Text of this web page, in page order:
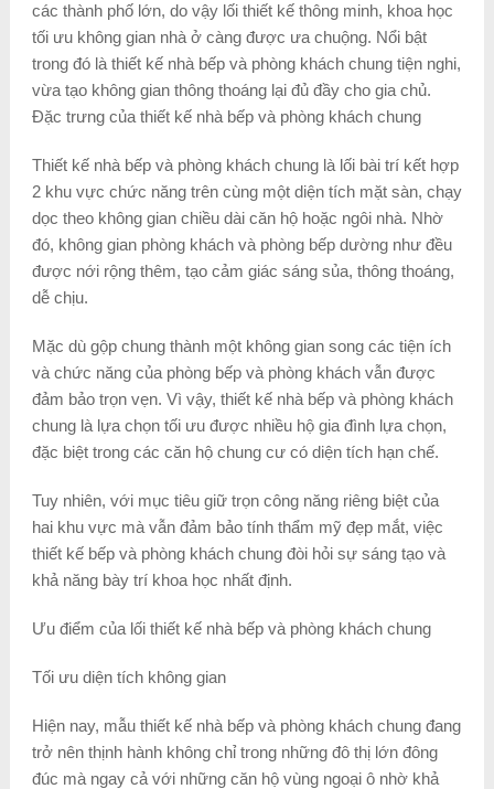
các thành phố lớn, do vậy lối thiết kế thông minh, khoa học
tối ưu không gian nhà ở càng được ưa chuộng. Nổi bật
trong đó là thiết kế nhà bếp và phòng khách chung tiện nghi,
vừa tạo không gian thông thoáng lại đủ đầy cho gia chủ.
Đặc trưng của thiết kế nhà bếp và phòng khách chung
Thiết kế nhà bếp và phòng khách chung là lối bài trí kết hợp
2 khu vực chức năng trên cùng một diện tích mặt sàn, chạy
dọc theo không gian chiều dài căn hộ hoặc ngôi nhà. Nhờ
đó, không gian phòng khách và phòng bếp dường như đều
được nới rộng thêm, tạo cảm giác sáng sủa, thông thoáng,
dễ chịu.
Mặc dù gộp chung thành một không gian song các tiện ích
và chức năng của phòng bếp và phòng khách vẫn được
đảm bảo trọn vẹn. Vì vậy, thiết kế nhà bếp và phòng khách
chung là lựa chọn tối ưu được nhiều hộ gia đình lựa chọn,
đặc biệt trong các căn hộ chung cư có diện tích hạn chế.
Tuy nhiên, với mục tiêu giữ trọn công năng riêng biệt của
hai khu vực mà vẫn đảm bảo tính thẩm mỹ đẹp mắt, việc
thiết kế bếp và phòng khách chung đòi hỏi sự sáng tạo và
khả năng bày trí khoa học nhất định.
Ưu điểm của lối thiết kế nhà bếp và phòng khách chung
Tối ưu diện tích không gian
Hiện nay, mẫu thiết kế nhà bếp và phòng khách chung đang
trở nên thịnh hành không chỉ trong những đô thị lớn đông
đúc mà ngay cả với những căn hộ vùng ngoại ô nhờ khả